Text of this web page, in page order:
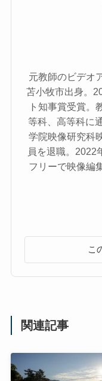
元教師のビデオ
苫⼩牧市出⾝。
ト知事賞受賞。
等科、⾼等科に
学院映像研究科
員を退職。2022
フリーで映像編
こ
関連記事